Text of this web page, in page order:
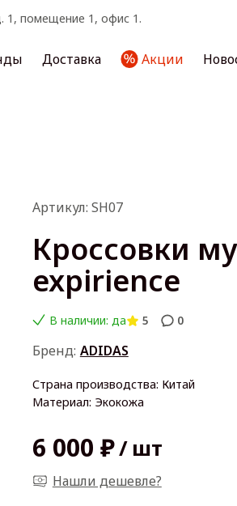
1, помещение 1, офис 1.
Доставка Акции
Артикул: SH07
Кроссовки
expirience
В наличии: да 5 0
Бренд: ADIDAS
Страна производства: Китай
Материал: Экокожа
6 000 ₽/ шт
Нашли дешевле?